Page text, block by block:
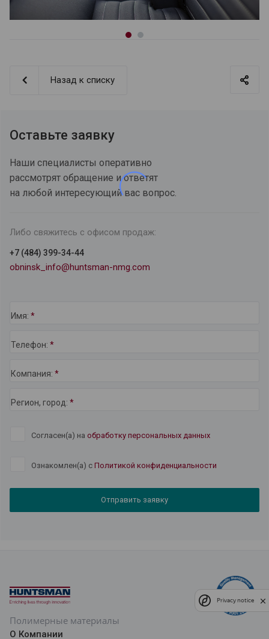
Назад к списку
Оставьте заявку
Наши специалисты оперативно
рассмотрят обращение и ответят
на любой интересующий вас вопрос.
Либо свяжитесь с офисом продаж:
+7 (484) 399-34-44
obninsk_info@huntsman-nmg.com
Имя: *
Телефон: *
Компания: *
Регион, город: *
Согласен(а) на обработку персональных данных
Ознакомлен(а) с Политикой конфиденциальности
Отправить заявку
Полимерные материалы
О Компании
Privacy notice